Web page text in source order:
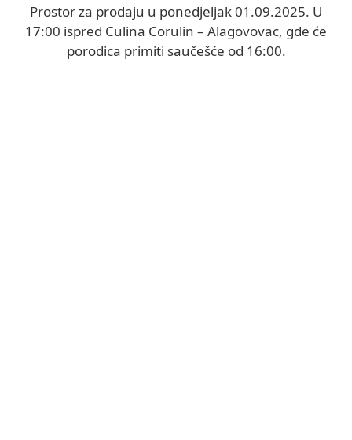
Prostor za prodaju u ponedjeljak 01.09.2025. U
17:00 ispred Culina Corulin – Alagovovac, gde će
porodica primiti saučešće od 16:00.